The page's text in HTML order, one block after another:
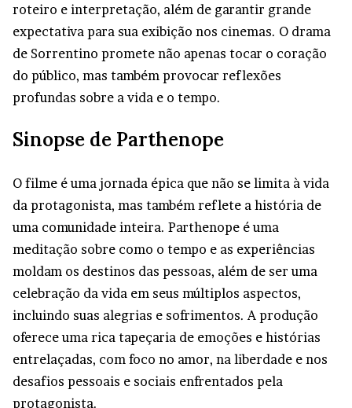
roteiro e interpretação, além de garantir grande
expectativa para sua exibição nos cinemas. O drama
de Sorrentino promete não apenas tocar o coração
do público, mas também provocar reflexões
profundas sobre a vida e o tempo.
Sinopse de Parthenope
O filme é uma jornada épica que não se limita à vida
da protagonista, mas também reflete a história de
uma comunidade inteira. Parthenope é uma
meditação sobre como o tempo e as experiências
moldam os destinos das pessoas, além de ser uma
celebração da vida em seus múltiplos aspectos,
incluindo suas alegrias e sofrimentos. A produção
oferece uma rica tapeçaria de emoções e histórias
entrelaçadas, com foco no amor, na liberdade e nos
desafios pessoais e sociais enfrentados pela
protagonista.